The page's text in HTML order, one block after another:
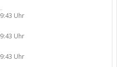
Uhr
Uhr
Uhr